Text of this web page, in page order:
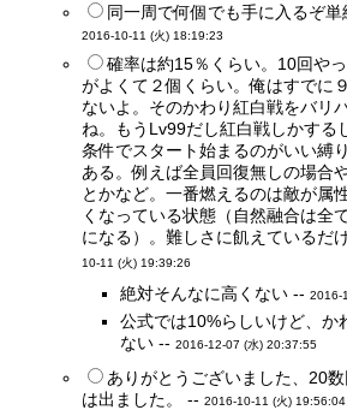
同一周で何個でも手に入るぞ
2016-10-11 (火) 18:19:23
確率は約15％くらい。10回や
がよくて２個くらい。俺はすでに
ないよ。そのかわり紅白戦をバリ
ね。もうLv99だし紅白戦しかする
条件でスタート始まるのがいい縛
ある。例えば全員回復無しの場合
とかなど。一番燃えるのは敵が属
くなっている状態（自然融合は全
になる）。難しさに飢えているだ
10-11 (火) 19:39:26
絶対そんなに高くない --2016-
公式では10%らしいけど、か
ない --2016-12-07 (水) 20:37:55
ありがとうございました、20
は出ました。 --2016-10-11 (火) 19:56:04